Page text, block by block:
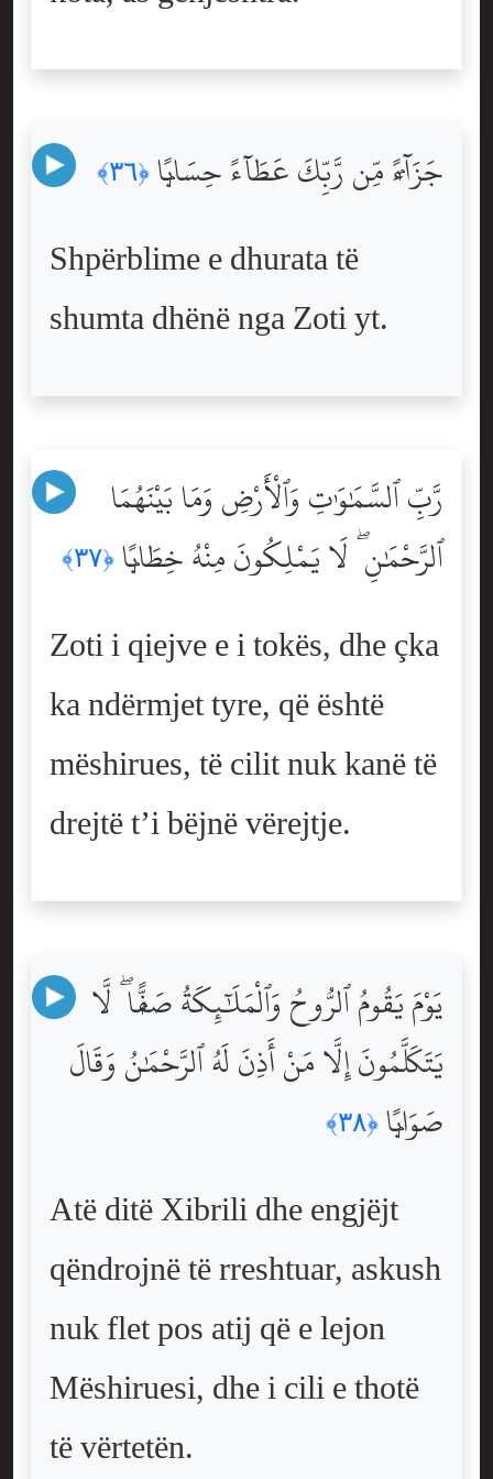
جَزَآءًۭ مِّن رَّبِّكَ عَطَآءً حِسَابًۭا ﴿٣٦﴾
Shpërblime e dhurata të
shumta dhënë nga Zoti yt.
رَّبِّ ٱلسَّمَٰوَٰتِ وَٱلْأَرْضِ وَمَا بَيْنَهُمَا
ٱلرَّحْمَٰنِ ۖ لَا يَمْلِكُونَ مِنْهُ خِطَابًۭا ﴿٣٧﴾
Zoti i qiejve e i tokës, dhe çka
ka ndërmjet tyre, që është
mëshirues, të cilit nuk kanë të
drejtë t’i bëjnë vërejtje.
يَوْمَ يَقُومُ ٱلرُّوحُ وَٱلْمَلَٰٓئِكَةُ صَفًّۭا ۖ لَّا
يَتَكَلَّمُونَ إِلَّا مَنْ أَذِنَ لَهُ ٱلرَّحْمَٰنُ وَقَالَ
صَوَابًۭا ﴿٣٨﴾
Atë ditë Xibrili dhe engjëjt
qëndrojnë të rreshtuar, askush
nuk flet pos atij që e lejon
Mëshiruesi, dhe i cili e thotë
të vërtetën.